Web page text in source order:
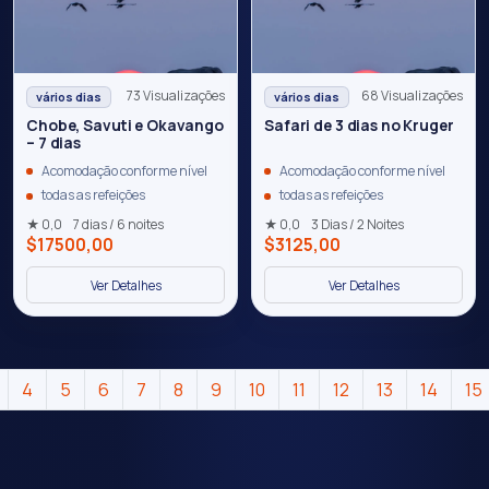
vários dias 73 Visualizações
Chobe, Savuti e Okavango
– 7 dias
Acomodação conforme nível
todas as refeições
★ 0,0
7 dias / 6 noites
$17500,00
Ver Detalhes
vários dias 68 Visualizações
Safari de 3 dias no Kruger
Acomodação conforme nível
todas as refeições
★ 0,0
3 Dias / 2 Noites
$3125,00
Ver Detalhes
4 5 6 7 8 9 10 11 12 13 14 15